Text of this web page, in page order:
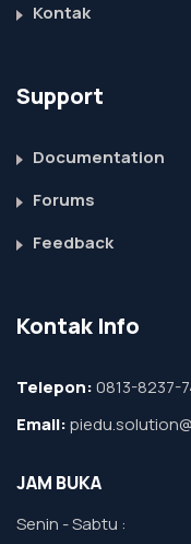
Kontak
Support
Documentation
Forums
Feedback
Kontak Info
Telepon:0813-8237-
Email:
JAM BUKA
Senin - Sabtu :